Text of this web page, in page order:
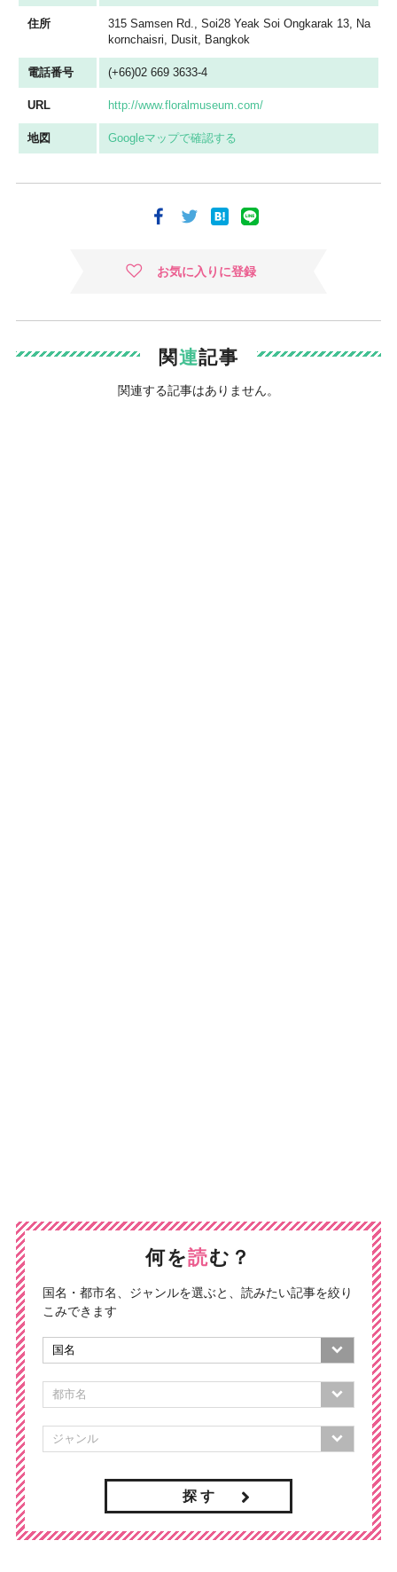
住所
315 Samsen Rd., Soi28 Yeak Soi Ongkarak 13, Na
kornchaisri, Dusit, Bangkok
電話番号 (+66)02 669 3633-4
URL http://www.floralmuseum.com/
地図 Googleマップで確認する
お気に入りに登録
関連記事
関連する記事はありません。
何を読む？
国名・都市名、ジャンルを選ぶと、読みたい記事を絞り
こみできます
探 す